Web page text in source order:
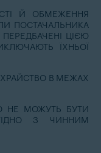
Й ОБМЕЖЕННЯ
ПОСТАЧАЛЬНИКА
ЦІЄЮ
ЇХНЬОЇ
В МЕЖАХ
НЕ МОЖУТЬ БУТИ
З ЧИННИМ